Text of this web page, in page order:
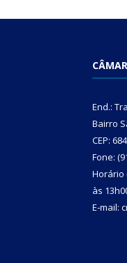
End.:
Bairro
CEP:
Fone:
Horário
às
E-mail: